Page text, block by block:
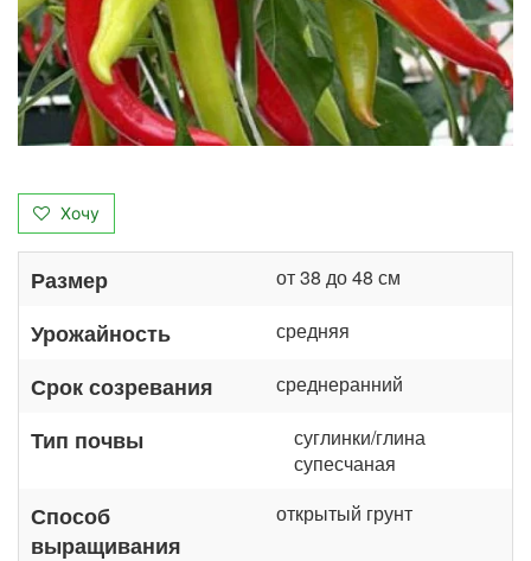
Хочу
Размер от 38 до 48 см
Урожайность средняя
Срок созревания среднеранний
Тип почвы
суглинки/глина
супесчаная
Способ
выращивания
открытый грунт